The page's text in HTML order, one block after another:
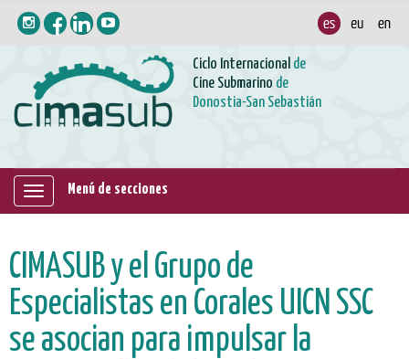
Ciclo Internacional de
Cine Submarino de
Donostia-San Sebastián
Mostrar/ocultar
Menú de secciones
CIMASUB y el Grupo de
Especialistas en Corales UICN SSC
se asocian para impulsar la